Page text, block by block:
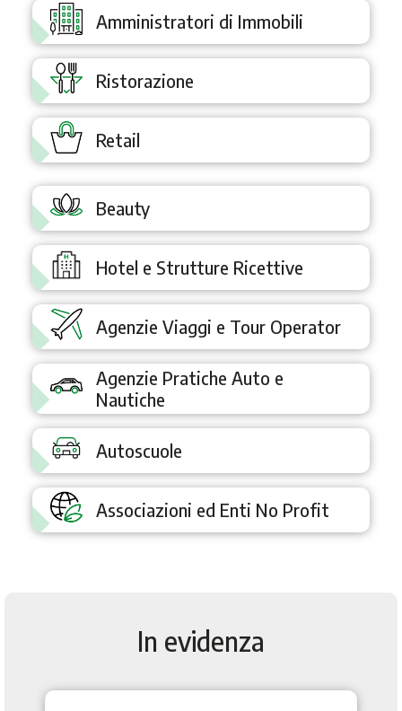
Amministratori di Immobili
Ristorazione
Retail
Beauty
Hotel e Strutture Ricettive
Agenzie Viaggi e Tour Operator
Agenzie Pratiche Auto e
Nautiche
Autoscuole
Associazioni ed Enti No Profit
In evidenza